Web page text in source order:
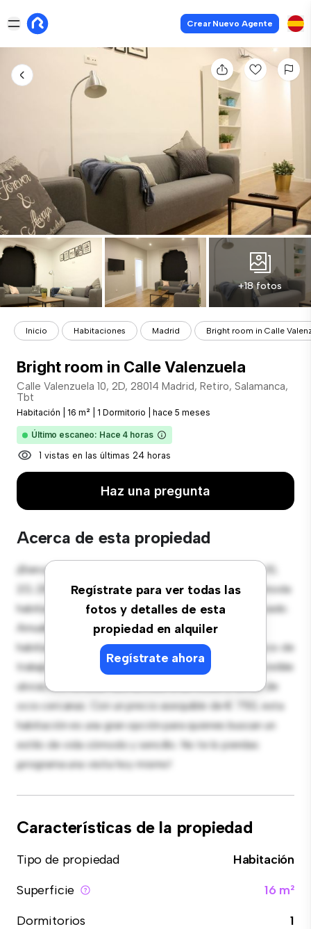
Crear Nuevo Agente
+18 fotos
Inicio Habitaciones Madrid Bright room in Calle
Bright room in Calle Valenzuela
Calle Valenzuela 10, 2D, 28014 Madrid, Retiro, Salamanca,
Tbt
Habitación 16 m² 1 Dormitorio hace 5 meses
Último escaneo: Hace 4 horas
1 vistas en las últimas 24 horas
Haz una pregunta
Acerca de esta propiedad
Regístrate para ver todas las
fotos y detalles de esta
propiedad en alquiler
Regístrate ahora
¡Bienvenido a tu nueva estancia en Calle Valenzuela 10,
2D, 28014 Madrid, Retiro, Salamanca, Tbt! Esta cómoda
habitación ofrece un espacio de vida pacífico y privado.
Amueblada con lo esencial para tu disfrute, esta
habitación proporciona una cama cómoda, un espacio de
trabajo y soluciones de almacenamiento. Con su increíble
ubicación, tendrás fácil acceso a servicios y zonas de
ocio cercanas. Con un precio asequible de € 750, esta
habitación es una gran opción para quienes buscan un
estilo de vida cómodo y sencillo. No te lo pierdas:
¡programa una visita hoy mismo!
Características de la propiedad
Tipo de propiedad
Habitación
Superficie
16 m²
Dormitorios
1